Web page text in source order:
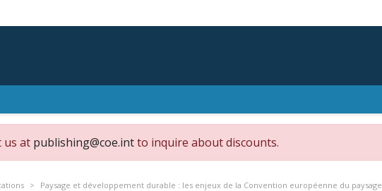
us at publishing@coe.intto inquire about discounts.
Paysage et développement durable : les enjeux de la Convention européenne du paysage